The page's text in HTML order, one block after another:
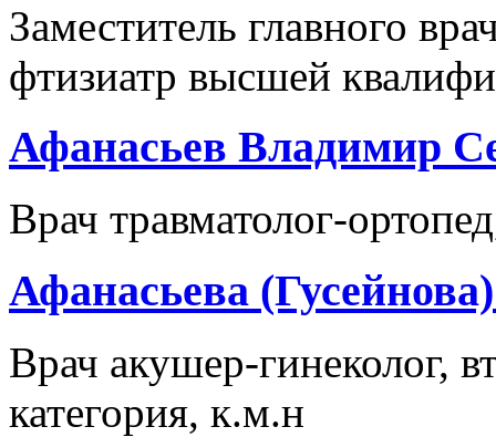
Заместитель главного
фтизиатр высшей
Афанасьев Владимир
Врач травматолог-
Афанасьева
Врач акушер-гинеколог,
категория, к.м.н